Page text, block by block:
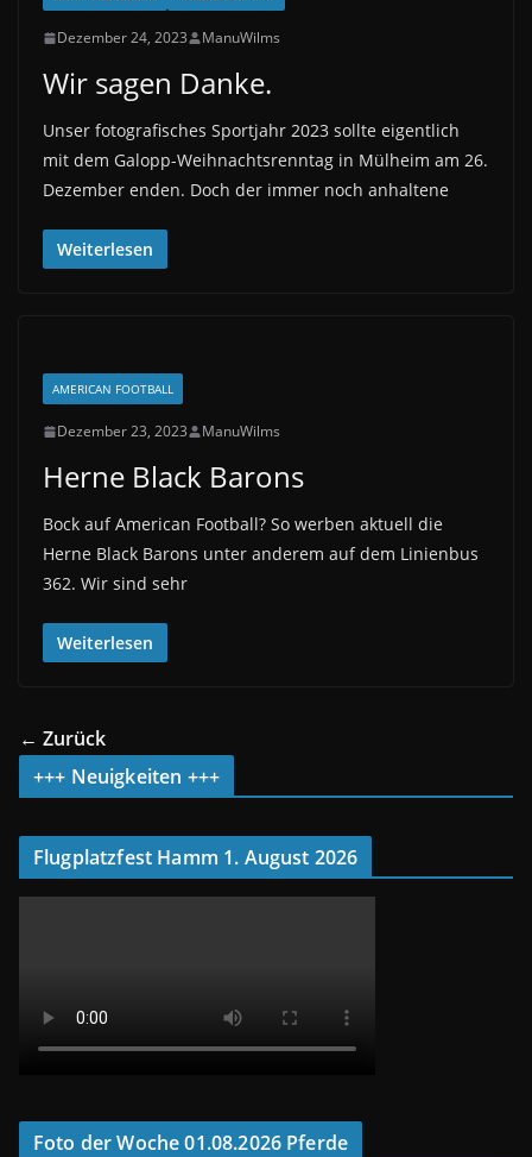
Dezember 24, 2023 ManuWilms
Wir sagen Danke.
Unser fotografisches Sportjahr 2023 sollte eigentlich
mit dem Galopp-Weihnachtsrenntag in Mülheim am 26.
Dezember enden. Doch der immer noch anhaltene
Weiterlesen
AMERICAN FOOTBALL
Dezember 23, 2023 ManuWilms
Herne Black Barons
Bock auf American Football? So werben aktuell die
Herne Black Barons unter anderem auf dem Linienbus
362. Wir sind sehr
Weiterlesen
← Zurück
+++ Neuigkeiten +++
Flugplatzfest Hamm 1. August 2026
Foto der Woche 01.08.2026 Pferde